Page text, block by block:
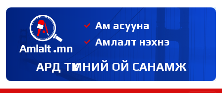
Ам асууна
Амлалт нэхнэ
АРД ТҮМНИЙ ОЙ САНАМЖ